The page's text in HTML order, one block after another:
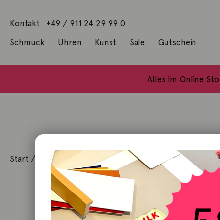
Kontakt +49 / 911 24 29 99 0
Schmuck Uhren Kunst Sale Gutschein
Alles im Online
Start / Kunst Malerei / Unikat / Madonna